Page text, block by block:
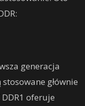
generacja
głównie
oferuje